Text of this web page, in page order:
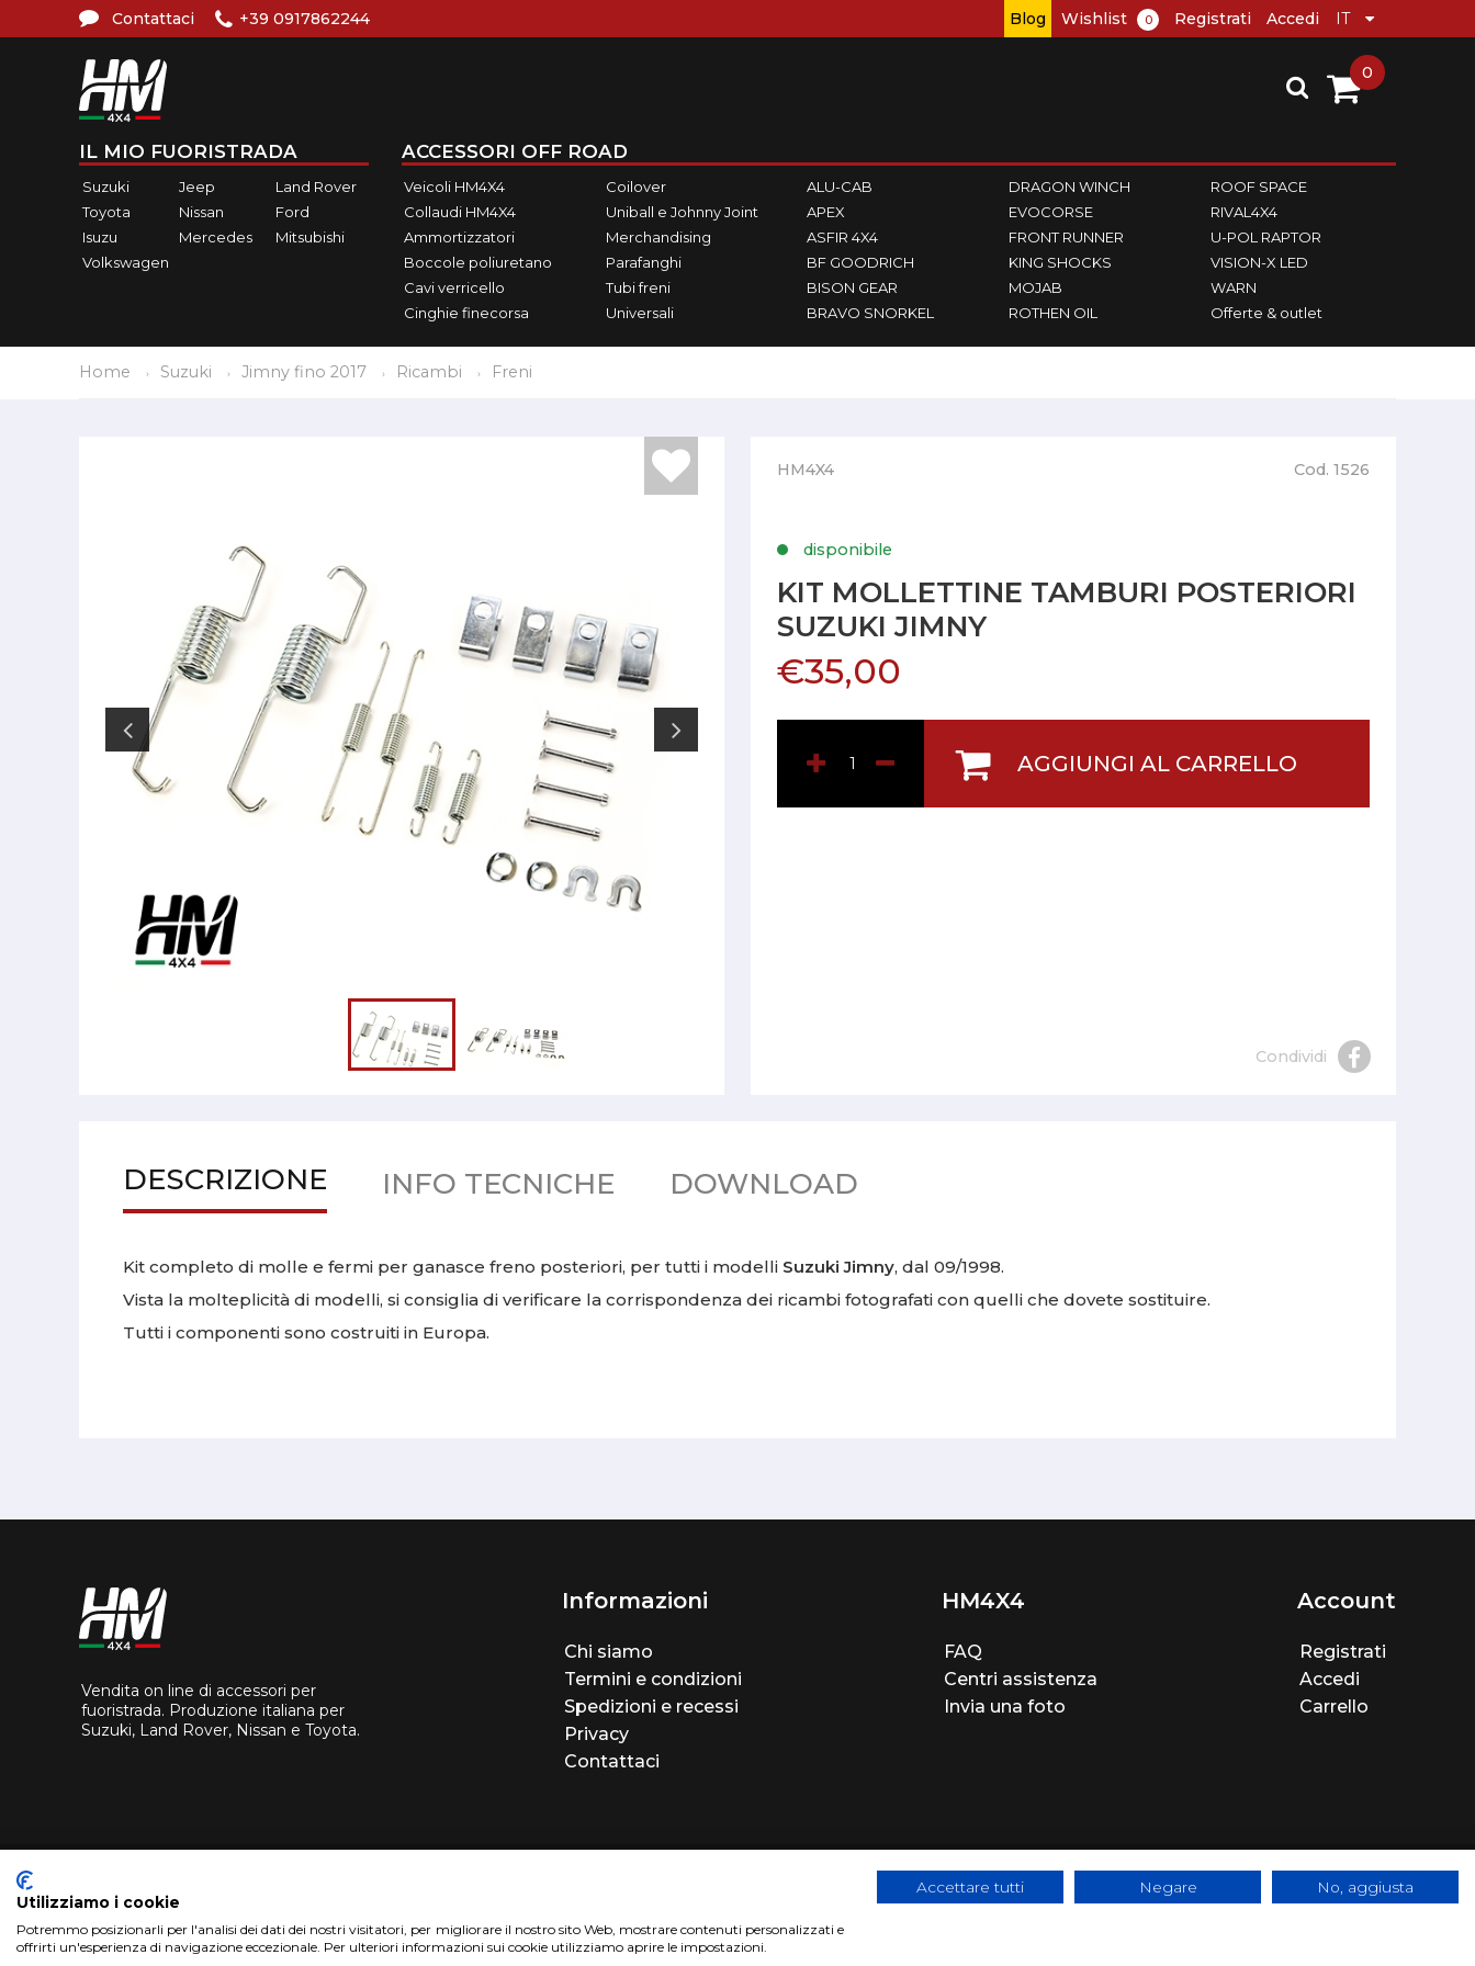
Contattaci +39 0917862244 Blog Wishlist 0 Registrati Accedi
IL MIO FUORISTRADA
Suzuki Jeep
Land Rover
Toyota
Nissan
Ford
Isuzu
Mercedes
Mitsubishi
Volkswagen
ACCESSORI OFF ROAD
Veicoli HM4X4
Collaudi HM4X4
Ammortizzatori
Boccole poliuretano
Cavi verricello
Cinghie finecorsa
Coilover
Uniball e Johnny Joint
Merchandising
Parafanghi
Tubi freni
Universali
ALU-CAB
APEX
ASFIR 4X4
BF GOODRICH
BISON GEAR
BRAVO SNORKEL
DRAGON WINCH
EVOCORSE
FRONT RUNNER
KING SHOCKS
MOJAB
ROTHEN OIL
ROOF SPACE
RIVAL4X4
U-POL RAPTOR
VISION-X LED
WARN
Offerte & outlet
0
Home Suzuki Jimny fino 2017 Ricambi Freni
HM4X4 Cod. 1526
disponibile
KIT MOLLETTINE TAMBURI POSTERIORI
SUZUKI JIMNY
€35,00
AGGIUNGI AL CARRELLO
Condividi
DESCRIZIONE INFO TECNICHE DOWNLOAD
Kit completo di molle e fermi per ganasce freno posteriori, per tutti i modelli Suzuki Jimny, dal 09/1998.
Vista la molteplicità di modelli, si consiglia di verificare la corrispondenza dei ricambi fotografati con quelli che dovete sostituire.
Tutti i componenti sono costruiti in Europa.
Vendita on line di accessori per
fuoristrada. Produzione italiana per
Suzuki, Land Rover, Nissan e Toyota.
Informazioni
Chi siamo
Termini e condizioni
Spedizioni e recessi
Privacy
Contattaci
HM4X4
FAQ
Centri assistenza
Invia una foto
Account
Registrati
Accedi
Carrello
Copyright 2018 HM4X4 FACTO S.R.L. Privacy Cookies Policy |
Utilizziamo i cookie
Potremmo posizionarli per l'analisi dei dati dei nostri visitatori, per migliorare il nostro sito Web, mostrare contenuti personalizzati e
offrirti un'esperienza di navigazione eccezionale. Per ulteriori informazioni sui cookie utilizziamo aprire le impostazioni.
Accettare tutti Negare No, aggiusta